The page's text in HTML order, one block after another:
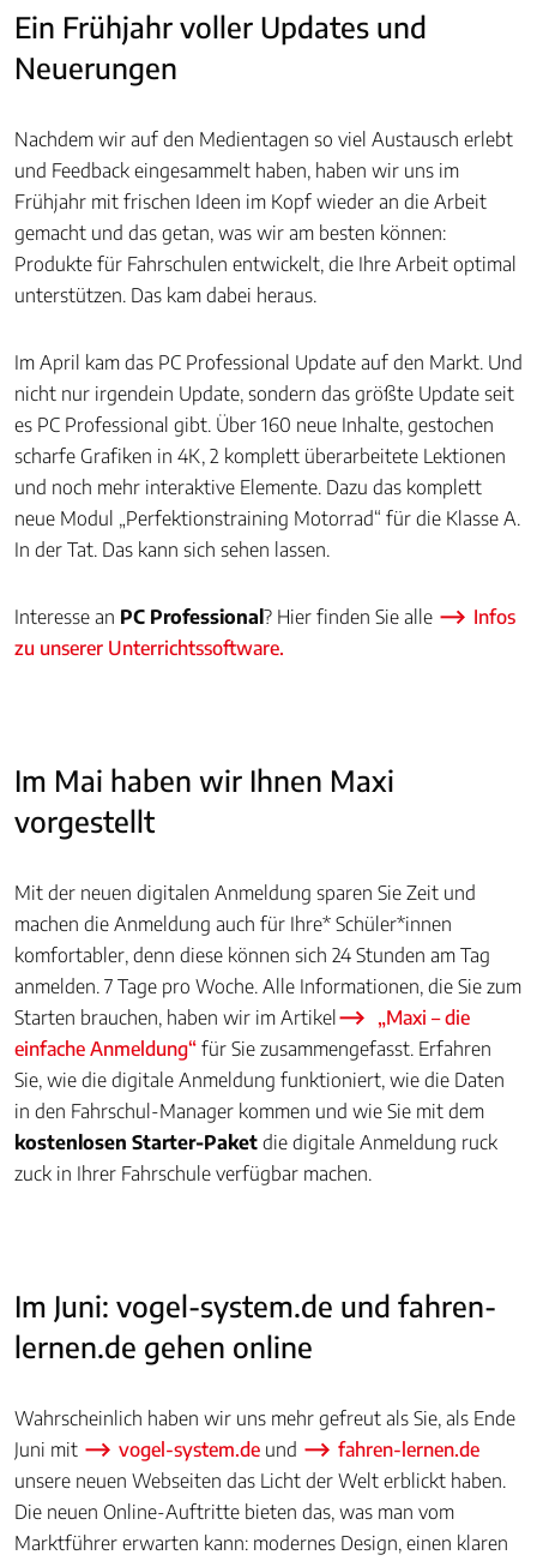
Ein Frühjahr voller Updates und
Neuerungen
Nachdem wir auf den Medientagen so viel Austausch erlebt
und Feedback eingesammelt haben, haben wir uns im
Frühjahr mit frischen Ideen im Kopf wieder an die Arbeit
gemacht und das getan, was wir am besten können:
Produkte für Fahrschulen entwickelt, die Ihre Arbeit optimal
unterstützen. Das kam dabei heraus.
Im April kam das PC Professional Update auf den Markt. Und
nicht nur irgendein Update, sondern das größte Update seit
es PC Professional gibt. Über 160 neue Inhalte, gestochen
scharfe Grafiken in 4K, 2 komplett überarbeitete Lektionen
und noch mehr interaktive Elemente. Dazu das komplett
neue Modul „Perfektionstraining Motorrad“ für die Klasse A.
In der Tat. Das kann sich sehen lassen.
Interesse an PC Professional ? Hier finden Sie alle
Infos
zu unserer Unterrichtssoftware.
Im Mai haben wir Ihnen Maxi
vorgestellt
Mit der neuen digitalen Anmeldung sparen Sie Zeit und
machen die Anmeldung auch für Ihre* Schüler*innen
komfortabler, denn diese können sich 24 Stunden am Tag
anmelden. 7 Tage pro Woche. Alle Informationen, die Sie zum
Starten brauchen, haben wir im Artikel
„Maxi – die
einfache Anmeldung“ für Sie zusammengefasst. Erfahren
Sie, wie die digitale Anmeldung funktioniert, wie die Daten
in den Fahrschul-Manager kommen und wie Sie mit dem
kostenlosen Starter-Paket die digitale Anmeldung ruck
zuck in Ihrer Fahrschule verfügbar machen.
Im Juni: vogel-system.de und fahren-
lernen.de gehen online
Wahrscheinlich haben wir uns mehr gefreut als Sie, als Ende
Juni mit
vogel-system.de und
fahren-lernen.de
unsere neuen Webseiten das Licht der Welt erblickt haben.
Die neuen Online-Auftritte bieten das, was man vom
Marktführer erwarten kann: modernes Design, einen klaren